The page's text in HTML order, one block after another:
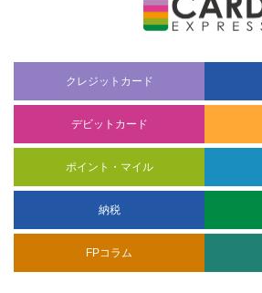
クレジットカード
デビットカード
ポイント・マイル
納税
FPコラム